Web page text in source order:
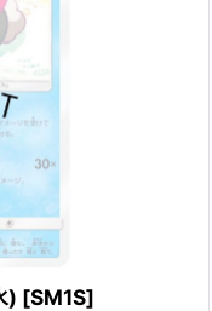
) [SM1S]